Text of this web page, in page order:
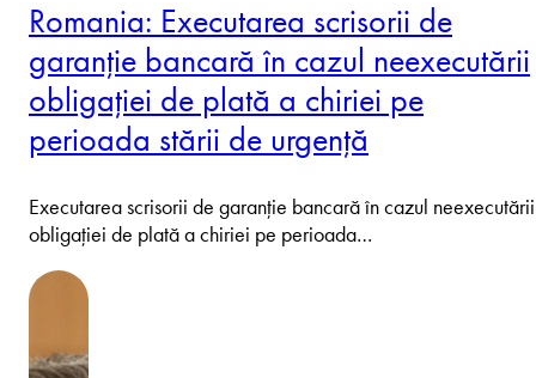
Romania: Executarea scrisorii de
garanție bancară în cazul neexecutării
obligației de plată a chiriei pe
perioada stării de urgență
Executarea scrisorii de garanție bancară în cazul neexecutării
obligației de plată a chiriei pe perioada…